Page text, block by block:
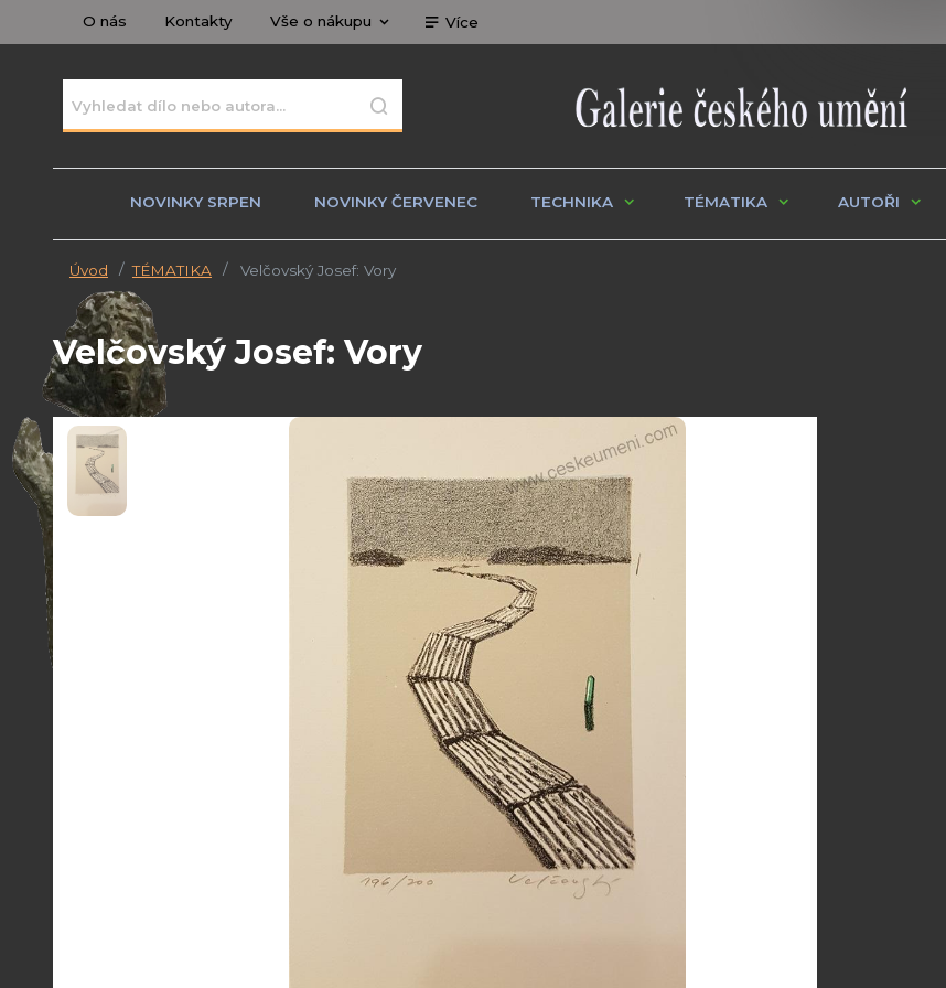
O nás Kontakty Vše o nákupu Více
NOVINKY SRPEN NOVINKY ČERVENEC TECHNIKA TÉMATIKA AUTOŘI
Úvod TÉMATIKA Velčovský Josef: Vory
Velčovský Josef: Vory